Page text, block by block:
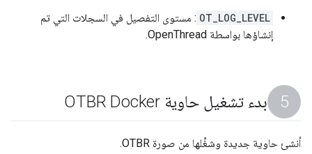
OT_LOG_LEVEL : مستوى التفصيل في السجلات التي تم
إنشاؤها بواسطة OpenThread.
بدء تشغيل حاوية OTBR Docker
أنشئ حاوية جديدة وشغِّلها من صورة OTBR.